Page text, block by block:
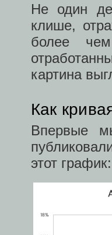
Не один
клише,
более
картина
Как
Впервые
этот график: